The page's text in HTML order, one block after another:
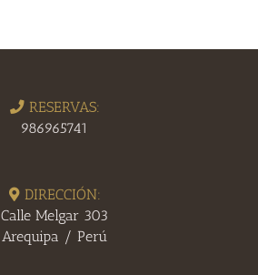
RESERVAS:
986965741
DIRECCIÓN:
Calle Melgar 303
Arequipa / Perú